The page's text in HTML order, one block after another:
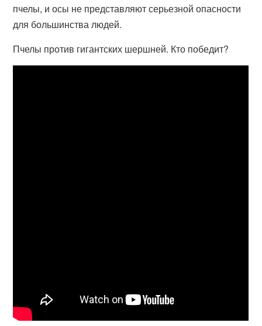
пчелы, и осы не представляют серьезной опасности
для большинства людей.
Пчелы против гигантских шершней. Кто победит?